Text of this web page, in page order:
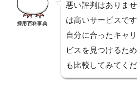
採用百科事典
悪い評判はありま
は高いサービスで
自分に合ったキャ
ビスを見つけるた
も比較してみてくだ